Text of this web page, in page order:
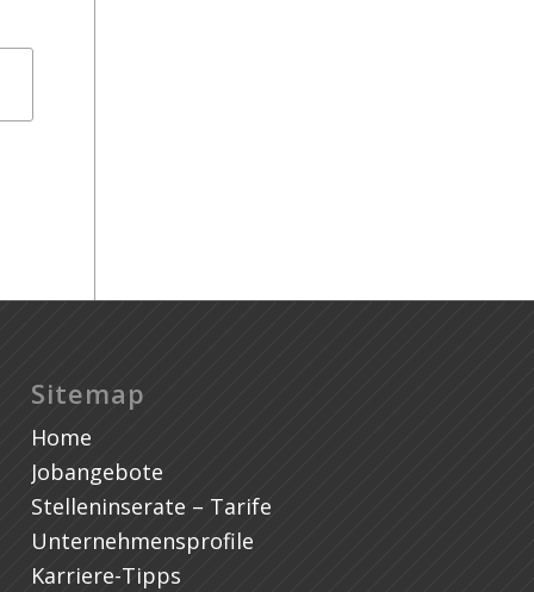
Sitemap
Home
Jobangebote
Stelleninserate – Tarife
Unternehmensprofile
Karriere-Tipps